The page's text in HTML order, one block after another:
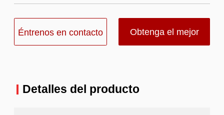
Éntrenos en contacto Obtenga el mejor
Detalles del producto